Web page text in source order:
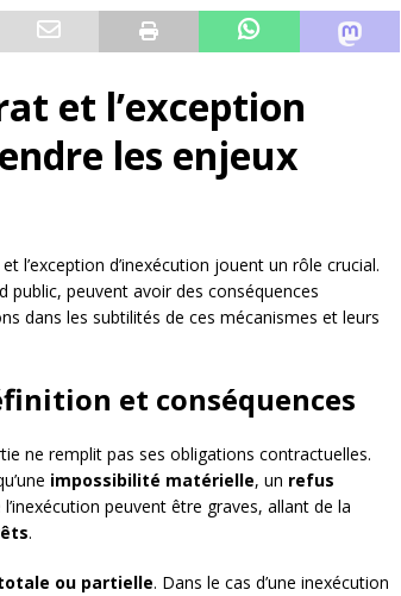
et l’exception
les enjeux
l’exception d’inexécution jouent un rôle crucial.
public, peuvent avoir des conséquences
dans les subtilités de ces mécanismes et leurs
et conséquences
ne remplit pas ses obligations contractuelles.
impossibilité matérielle, un refus
peuvent être graves, allant de la
.
ou partielle. Dans le cas d’une inexécution